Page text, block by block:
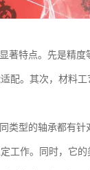
著特点。先是精
配。其次，材料
类型的轴承都有
工作。同时，它